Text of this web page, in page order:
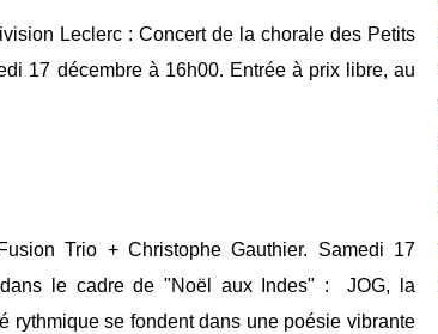
Leclerc : Concert de la chorale des Petits
17 décembre à 16h00. Entrée à prix libre, au
Trio + Christophe Gauthier. Samedi 17
le cadre de "Noël aux Indes" : JOG, la
rythmique se fondent dans une poésie vibrante